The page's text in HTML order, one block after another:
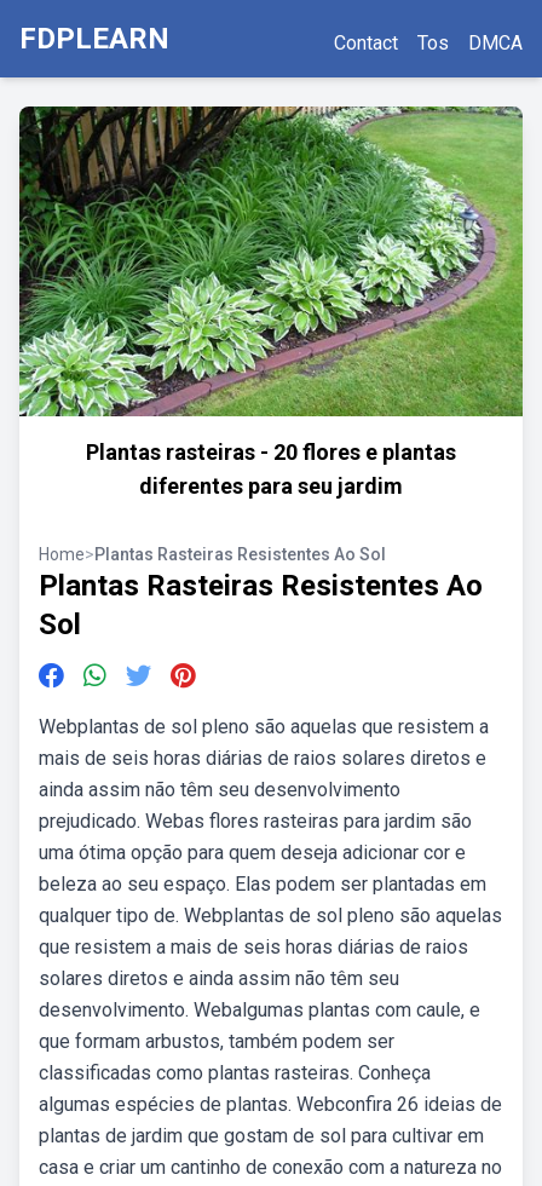
FDPLEARN Contact Tos DMCA
Plantas rasteiras - 20 flores e plantas
diferentes para seu jardim
Home>Plantas Rasteiras Resistentes Ao Sol
Plantas Rasteiras Resistentes Ao
Sol
Webplantas de sol pleno são aquelas que resistem a
mais de seis horas diárias de raios solares diretos e
ainda assim não têm seu desenvolvimento
prejudicado. Webas flores rasteiras para jardim são
uma ótima opção para quem deseja adicionar cor e
beleza ao seu espaço. Elas podem ser plantadas em
qualquer tipo de. Webplantas de sol pleno são aquelas
que resistem a mais de seis horas diárias de raios
solares diretos e ainda assim não têm seu
desenvolvimento. Webalgumas plantas com caule, e
que formam arbustos, também podem ser
classificadas como plantas rasteiras. Conheça
algumas espécies de plantas. Webconfira 26 ideias de
plantas de jardim que gostam de sol para cultivar em
casa e criar um cantinho de conexão com a natureza no